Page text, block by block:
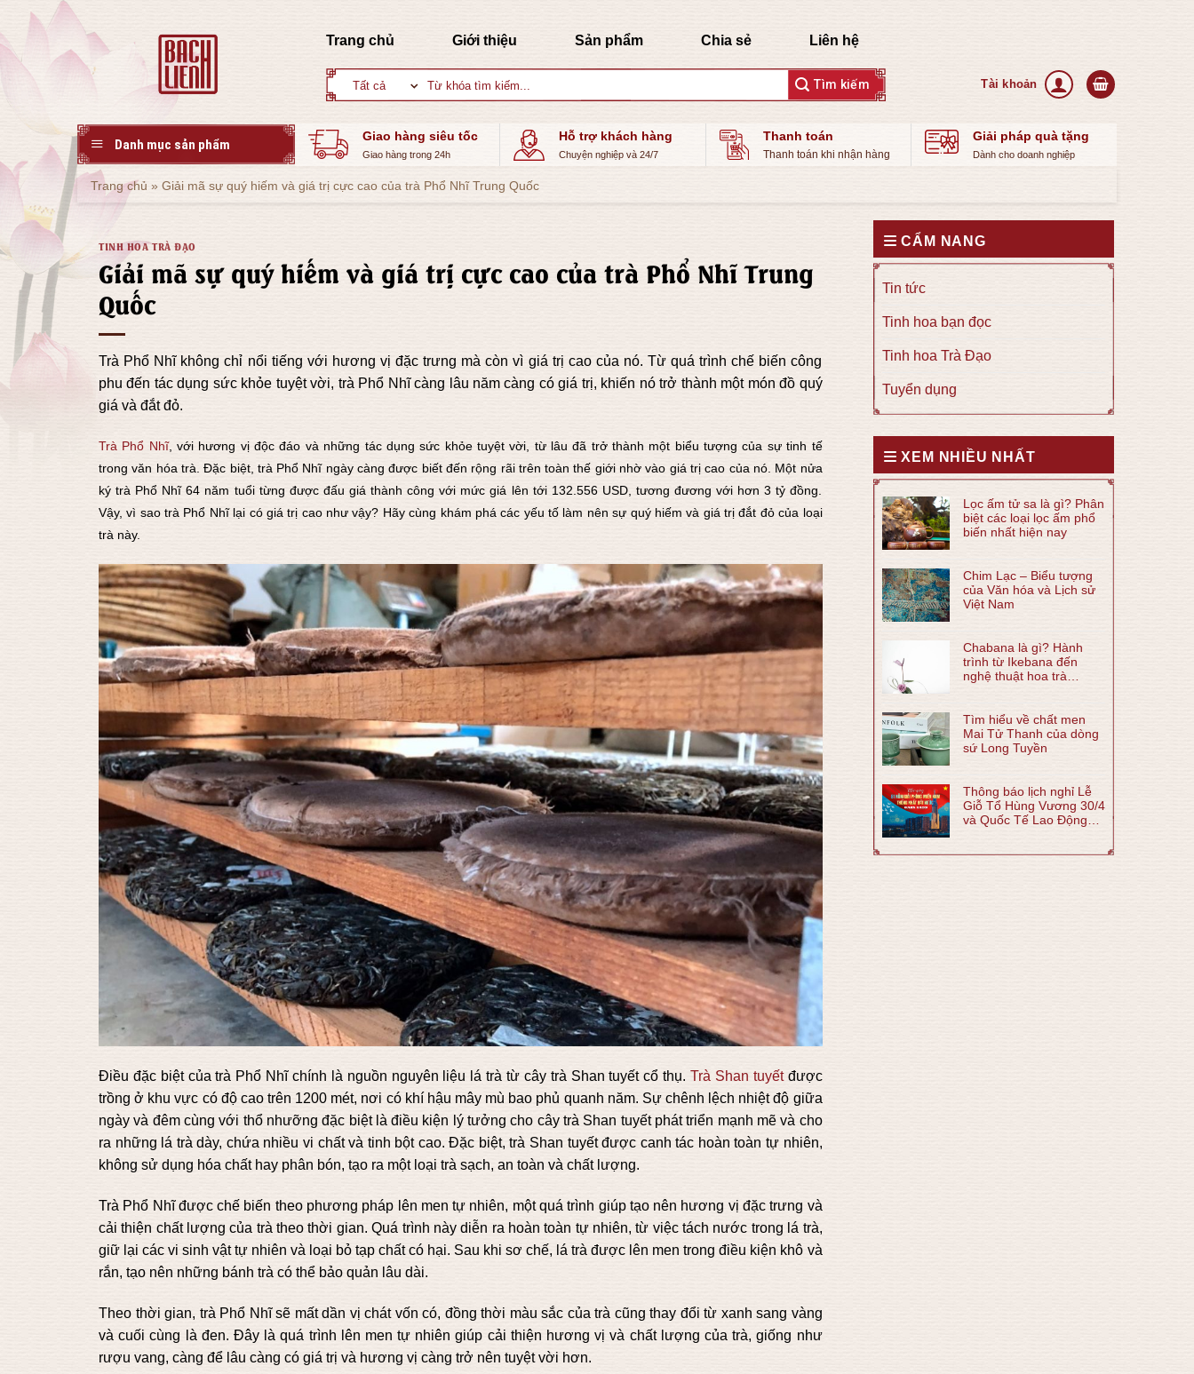
to
content
Trang chủ Giới thiệu Sản phẩm Chia sẻ Liên hệ
kiếm:
Danh mục sản phẩm
Giao hàng siêu tốc
Giao hàng trong 24h
Hỗ trợ khách hàng
Chuyện nghiệp và 24/7
Thanh toán
Thanh toán khi nhận hàng
Giải pháp quà tặng
Dành cho doanh nghiệp
Trang chủ » Giải mã sự quý hiếm và giá trị cực cao của trà Phổ Nhĩ Trung Quốc
TINH HOA TRÀ ĐẠO
Giải mã sự quý hiếm và giá trị cực cao của trà Phổ Nhĩ Trung
Quốc
Trà Phổ Nhĩ không chỉ nổi tiếng với hương vị đặc trưng mà còn vì giá trị cao của nó. Từ quá trình chế biến công
phu đến tác dụng sức khỏe tuyệt vời, trà Phổ Nhĩ càng lâu năm càng có giá trị, khiến nó trở thành một món đồ quý
giá và đắt đỏ.
Trà Phổ Nhĩ, với hương vị độc đáo và những tác dụng sức khỏe tuyệt vời, từ lâu đã trở thành một biểu tượng của sự tinh tế
trong văn hóa trà. Đặc biệt, trà Phổ Nhĩ ngày càng được biết đến rộng rãi trên toàn thế giới nhờ vào giá trị cao của nó. Một nửa
ký trà Phổ Nhĩ 64 năm tuổi từng được đấu giá thành công với mức giá lên tới 132.556 USD, tương đương với hơn 3 tỷ đồng.
Vậy, vì sao trà Phổ Nhĩ lại có giá trị cao như vậy? Hãy cùng khám phá các yếu tố làm nên sự quý hiếm và giá trị đắt đỏ của loại
trà này.
Điều đặc biệt của trà Phổ Nhĩ chính là nguồn nguyên liệu lá trà từ cây trà Shan tuyết cổ thụ. Trà Shan tuyếtđược
trồng ở khu vực có độ cao trên 1200 mét, nơi có khí hậu mây mù bao phủ quanh năm. Sự chênh lệch nhiệt độ giữa
ngày và đêm cùng với thổ nhưỡng đặc biệt là điều kiện lý tưởng cho cây trà Shan tuyết phát triển mạnh mẽ và cho
ra những lá trà dày, chứa nhiều vi chất và tinh bột cao. Đặc biệt, trà Shan tuyết được canh tác hoàn toàn tự nhiên,
không sử dụng hóa chất hay phân bón, tạo ra một loại trà sạch, an toàn và chất lượng.
Trà Phổ Nhĩ được chế biến theo phương pháp lên men tự nhiên, một quá trình giúp tạo nên hương vị đặc trưng và
cải thiện chất lượng của trà theo thời gian. Quá trình này diễn ra hoàn toàn tự nhiên, từ việc tách nước trong lá trà,
giữ lại các vi sinh vật tự nhiên và loại bỏ tạp chất có hại. Sau khi sơ chế, lá trà được lên men trong điều kiện khô và
rắn, tạo nên những bánh trà có thể bảo quản lâu dài.
Theo thời gian, trà Phổ Nhĩ sẽ mất dần vị chát vốn có, đồng thời màu sắc của trà cũng thay đổi từ xanh sang vàng
và cuối cùng là đen. Đây là quá trình lên men tự nhiên giúp cải thiện hương vị và chất lượng của trà, giống như
rượu vang, càng để lâu càng có giá trị và hương vị càng trở nên tuyệt vời hơn.
CẨM NANG
Tin tức
Tinh hoa bạn đọc
Tinh hoa Trà Đạo
Tuyển dụng
XEM NHIỀU NHẤT
Lọc ấm tử sa là gì? Phân
biệt các loại lọc ấm phổ
biến nhất hiện nay
Chim Lạc – Biểu tượng
của Văn hóa và Lịch sử
Việt Nam
Chabana là gì? Hành
trình từ Ikebana đến
nghệ thuật hoa trà
Tìm hiểu về chất men
Mai Tử Thanh của dòng
sứ Long Tuyền
Thông báo lịch nghỉ Lễ
Giỗ Tổ Hùng Vương 30/4
và Quốc Tế Lao Động